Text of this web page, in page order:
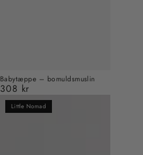
Babytæppe – bomuldsmuslin
Almindelig
pris
308 kr
Little Nomad